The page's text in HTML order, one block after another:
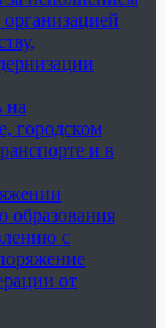
на
городском
и в
образования
с
от